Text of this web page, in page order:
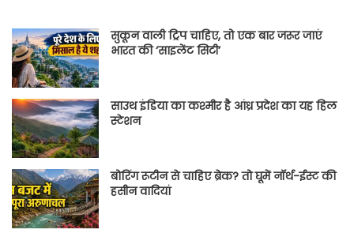
सुकून वाली ट्रिप चाहिए, तो एक बार जरूर जाएं
भारत की ‘साइलेंट सिटी’
साउथ इंडिया का कश्मीर है आंध्र प्रदेश का यह हिल
स्टेशन
बोरिंग रूटीन से चाहिए ब्रेक? तो घूमें नॉर्थ-ईस्ट की
हसीन वादियां